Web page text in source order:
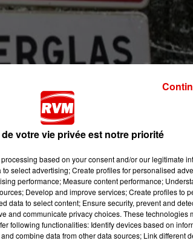
préfecture des Ardennes a mis en
tout le réseau routier du
liaison avec le Conseil régional du
de transports scolaires et
votre vie privée est notre priorité
based on your consent and/or our legitimate
select advertising; Create profiles for personalised
performance; Measure content performance;
Develop and improve services; Create profiles to
data to select content; Ensure security, prevent and
and communicate privacy choices. These technologies
following functionalities: Identify devices based on
combine data from other data sources; Link different